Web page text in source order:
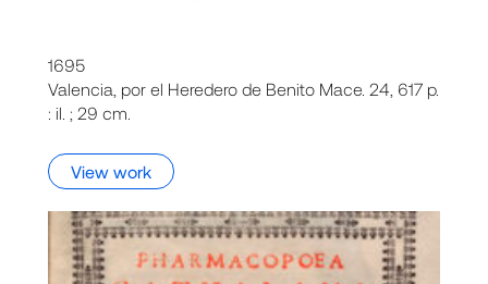
1695
Valencia, por el Heredero de Benito Mace. 24, 617 p.
: il. ; 29 cm.
View work